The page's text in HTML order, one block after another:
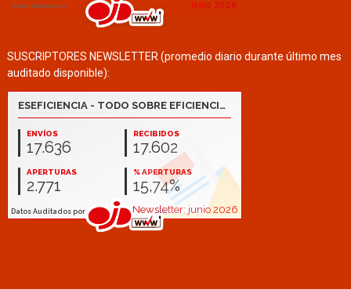
SUSCRIPTORES NEWSLETTER (promedio diario durante último mes
auditado disponible):